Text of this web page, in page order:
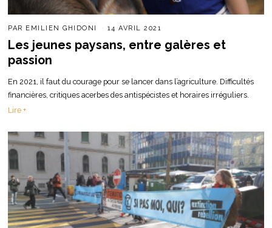
PAR EMILIEN GHIDONI 14 AVRIL 2021
Les jeunes paysans, entre galères et
passion
En 2021, il faut du courage pour se lancer dans l’agriculture. Difficultés
financières, critiques acerbes des antispécistes et horaires irréguliers.
Lire +